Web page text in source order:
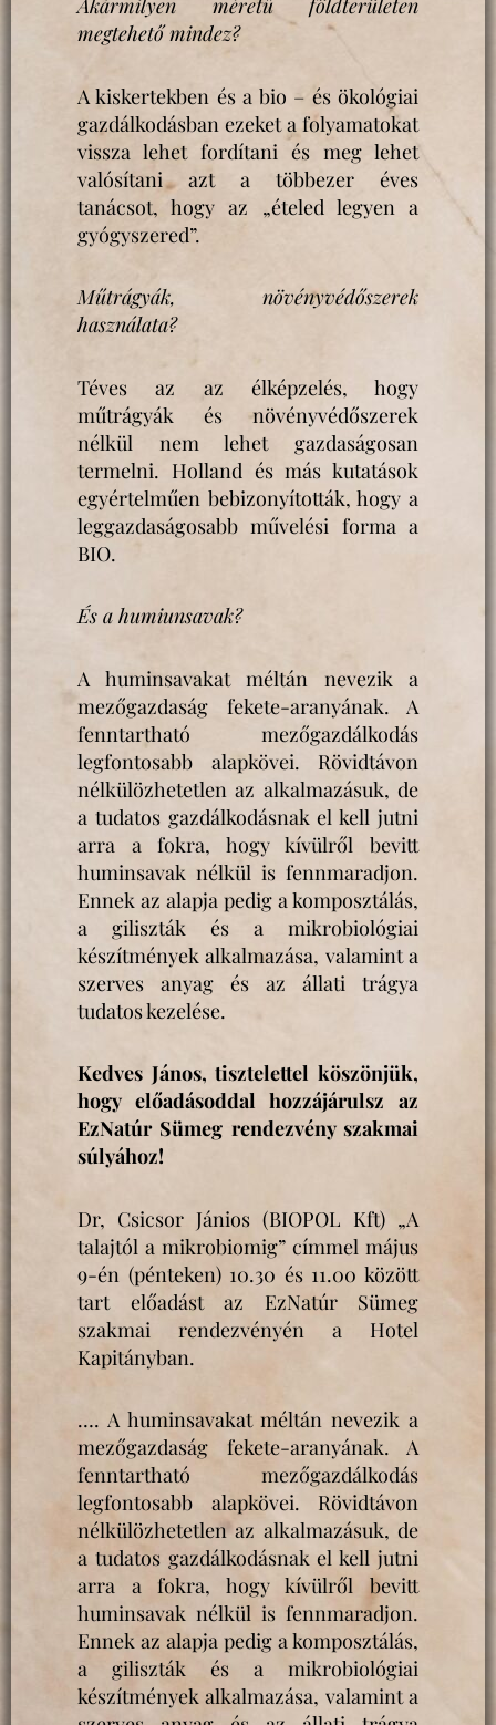
Akármilyen méretű földterületen
megtehető mindez?
A kiskertekben és a bio – és ökológiai
gazdálkodásban ezeket a folyamatokat
vissza lehet fordítani és meg lehet
valósítani azt a többezer éves
tanácsot, hogy az „ételed legyen a
gyógyszered”.
Műtrágyák, növényvédőszerek
használata?
Téves az az élképzelés, hogy
műtrágyák és növényvédőszerek
nélkül nem lehet gazdaságosan
termelni. Holland és más kutatások
egyértelműen bebizonyították, hogy a
leggazdaságosabb művelési forma a
BIO.
És a humiunsavak?
A huminsavakat méltán nevezik a
mezőgazdaság fekete-aranyának. A
fenntartható mezőgazdálkodás
legfontosabb alapkövei. Rövidtávon
nélkülözhetetlen az alkalmazásuk, de
a tudatos gazdálkodásnak el kell jutni
arra a fokra, hogy kívülről bevitt
huminsavak nélkül is fennmaradjon.
Ennek az alapja pedig a komposztálás,
a giliszták és a mikrobiológiai
készítmények alkalmazása, valamint a
szerves anyag és az állati trágya
tudatos kezelése.
Kedves János, tisztelettel köszönjük,
hogy előadásoddal hozzájárulsz az
EzNatúr Sümeg rendezvény szakmai
súlyához!
Dr, Csicsor Jánios (BIOPOL Kft) „A
talajtól a mikrobiomig” címmel május
9-én (pénteken) 10.30 és 11.00 között
tart előadást az EzNatúr Sümeg
szakmai rendezvényén a Hotel
Kapitányban.
…. A huminsavakat méltán nevezik a
mezőgazdaság fekete-aranyának. A
fenntartható mezőgazdálkodás
legfontosabb alapkövei. Rövidtávon
nélkülözhetetlen az alkalmazásuk, de
a tudatos gazdálkodásnak el kell jutni
arra a fokra, hogy kívülről bevitt
huminsavak nélkül is fennmaradjon.
Ennek az alapja pedig a komposztálás,
a giliszták és a mikrobiológiai
készítmények alkalmazása, valamint a